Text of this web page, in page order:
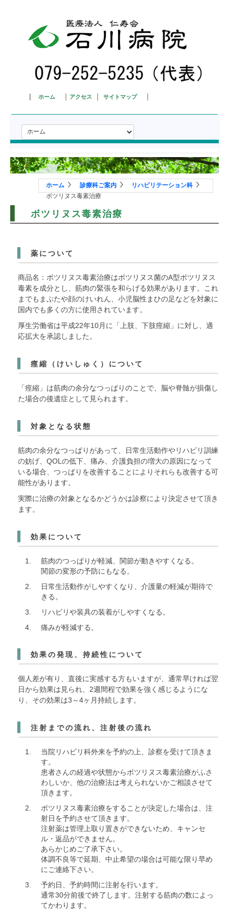
| ホーム ｜ アクセス ｜ サイトマップ｜
ホーム
当院について
診療科ご案内
外来ご案内
入院ご案内
医療関係者へ
ホーム 診療科ご案内
リハビリテーション科
ボツリヌス毒素治療
ボツリヌス毒素治療
薬について
商品名：ボツリヌス毒素治療はボツリヌス菌のA型ボツリヌス
毒素を成分とし、筋肉の緊張を和らげる効果があります。これ
までもまぶたや顔のけいれん、小児脳性まひの足などを対象に
国内でも多くの方に使用されています。
厚生労働省は平成22年10月に「上肢、下肢痙縮」に対し、適
応拡大を承認しました。
痙縮（けいしゅく）について
「痙縮」は筋肉の余分なつっぱりのことで、脳や脊髄が損傷し
た場合の後遺症として見られます。
対象となる状態
筋肉の余分なつっぱりがあって、日常生活動作やリハビリ訓練
の妨げ、QOLの低下、痛み、介護負担の増大の原因になって
いる場合、つっぱりを改善することによりそれらも改善する可
能性があります。
実際に治療の対象となるかどうかは診察により決定させて頂き
ます。
効果について
筋肉のつっぱりが軽減、関節が動きやすくなる。
関節の変形の予防にもなる。
日常生活動作がしやすくなり、介護量の軽減が期待で
きる。
リハビリや装具の装着がしやすくなる。
痛みが軽減する。
効果の発現、持続性について
個人差が有り、直後に実感する方もいますが、通常早ければ翌
日から効果は見られ、2週間程で効果を強く感じるようにな
り、その効果は3～4ヶ月持続します。
注射までの流れ、注射後の流れ
当院リハビリ科外来を予約の上、診察を受けて頂きま
す。
患者さんの経過や状態からボツリヌス毒素治療がふさ
わしいか、他の治療法は考えられないかご相談させて
頂きます。
ボツリヌス毒素治療をすることが決定した場合は、注
射日を予約させて頂きます。
注射薬は管理上取り置きができないため、キャンセ
ル・返品ができません。
あらかじめご了承下さい。
体調不良等で延期、中止希望の場合は可能な限り早め
にご連絡下さい。
予約日、予約時間に注射を行います。
通常30分前後で終了します。注射する筋肉の数によっ
てかわります。